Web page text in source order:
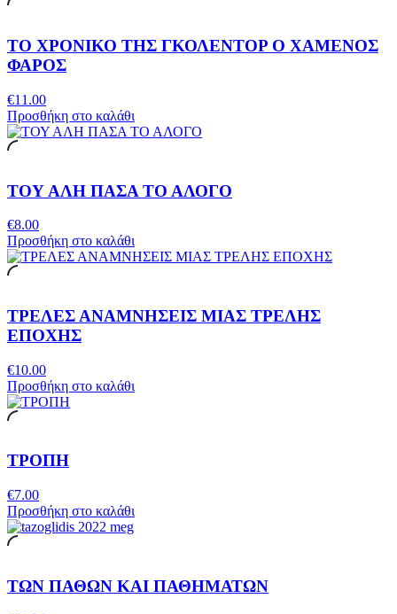
ΤΟ ΧΡΟΝΙΚΟ ΤΗΣ ΓΚΟΛΕΝΤΟΡ Ο ΧΑΜΕΝΟΣ
ΦΑΡΟΣ
€11.00
Προσθήκη στο καλάθι
ΤΟΥ ΑΛΗ ΠΑΣΑ ΤΟ ΑΛΟΓΟ
€8.00
Προσθήκη στο καλάθι
ΤΡΕΛΕΣ ΑΝΑΜΝΗΣΕΙΣ ΜΙΑΣ ΤΡΕΛΗΣ
ΕΠΟΧΗΣ
€10.00
Προσθήκη στο καλάθι
ΤΡΟΠΗ
€7.00
Προσθήκη στο καλάθι
ΤΩΝ ΠΑΘΩΝ ΚΑΙ ΠΑΘΗΜΑΤΩΝ